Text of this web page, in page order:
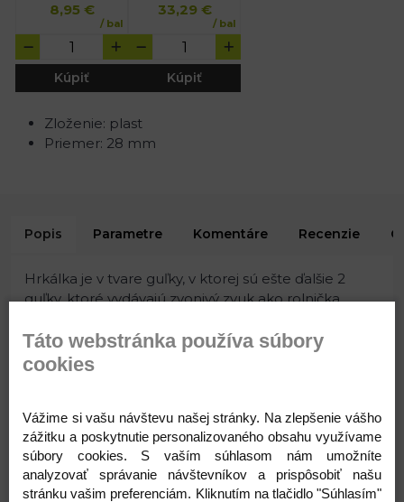
8,95€
/ bal
Kúpiť
33,29€
/ bal
Kúpiť
Zloženie: plast
Priemer: 28 mm
Popis Parametre Komentáre Recenzie
Hrkálka je v tvare guľky, v ktorej sú ešte ďalšie 2
guľky, ktoré vydávajú zvonivý zvuk ako rolnička.
výrobkov. Výrobok neslúži ako hračka. Nie je vhodná
pre deti do 3 rokov. Pre nebezpečie vdýchnutia
Priemer: 28 mm
Varianty
Táto webstránka používa súbory
cookies
Vážime si vašu návštevu našej stránky. Na zlepšenie vášho
zážitku a poskytnutie personalizovaného obsahu využívame
súbory cookies. S vaším súhlasom nám umožníte
analyzovať správanie návštevníkov a prispôsobiť našu
stránku vašim preferenciám. Kliknutím na tlačidlo "Súhlasím"